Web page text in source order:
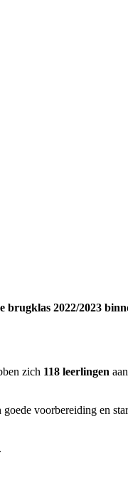
2022/2023
zich 118 leerlingen
voorbereiding en